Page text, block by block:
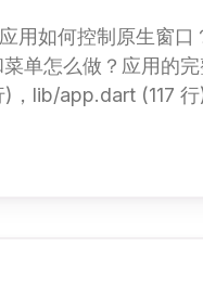
用如何控制原生窗
单怎么做？应用的
(117 行) 1. 两个桌面集成插